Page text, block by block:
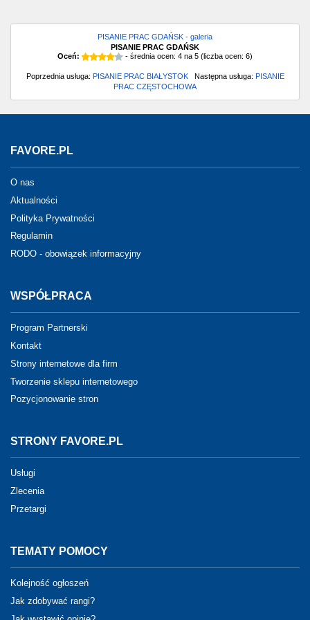
PISANIE PRAC GDAŃSK - galeria
PISANIE PRAC GDAŃSK
Oceń:
- średnia ocen: 4 na 5 (liczba ocen: 6)
Poprzednia usługa: PISANIE PRAC BIAŁYSTOKNastępna usługa: PISANIE
PRAC CZĘSTOCHOWA
FAVORE.PL
O nas
Aktualności
Polityka Prywatności
Regulamin
RODO - obowiązek informacyjny
WSPÓŁPRACA
Program Partnerski
Kontakt
Strony internetowe dla firm
Tworzenie sklepu internetowego
Pozycjonowanie stron
STRONY FAVORE.PL
Usługi
Zlecenia
Przetargi
TEMATY POMOCY
Kolejność ogłoszeń
Jak zdobywać rangi?